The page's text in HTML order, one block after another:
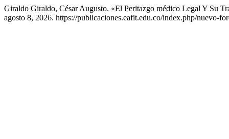
Giraldo Giraldo, César Augusto. «El Peritazgo médico Legal Y Su
agosto 8, 2026. https://publicaciones.eafit.edu.co/index.php/nuevo-